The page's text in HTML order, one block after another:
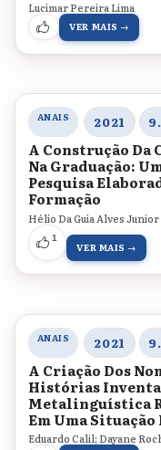
Lucimar Pereira Lima
VER MAIS →
ANAIS 2021
A Construção
Na Graduação:
Pesquisa
Formação
Hélio Da Guia Alves Junior
1
VER MAIS →
ANAIS 2021
A Criação Dos
Histórias
Metalinguística
Em Uma
Eduardo Calil; Dayane